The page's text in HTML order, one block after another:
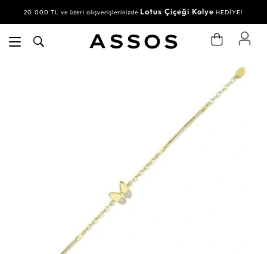
20.000 TL ve üzeri alışverişlerinizde Lotus Çiçeği Kolye HEDİYE!